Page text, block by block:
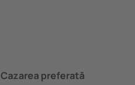
Cazarea preferată